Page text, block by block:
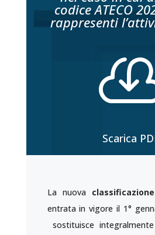
codice ATECO
rappresenti
Scarica
La nuova
entrata in vigore il 1°
sostituisce